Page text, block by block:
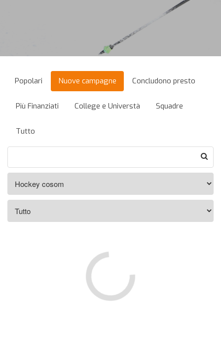
Popolari Nuove campagne Concludono presto
Più Finanziati College e Universtà Squadre
Tutto